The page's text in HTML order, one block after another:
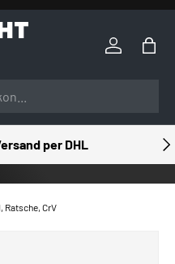
Einloggen
per DHL
Ratsche, CrV